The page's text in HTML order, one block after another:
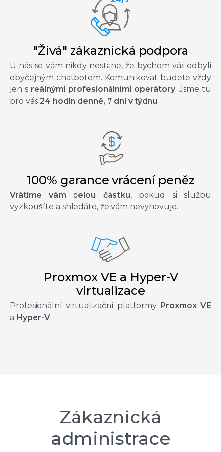
"Živá" zákaznická podpora
U nás se vám nikdy nestane, že bychom vás odbyli
obyčejným chatbotem. Komunikovat budete vždy
jen s reálnými profesionálními operátory. Jsme tu
pro vás 24 hodin denně, 7 dní v týdnu.
100% garance vrácení peněz
Vrátíme vám celou částku, pokud si službu
vyzkoušíte a shledáte, že vám nevyhovuje.
Proxmox VE a Hyper-V
virtualizace
Profesionální virtualizační platformy Proxmox VE
a Hyper-V.
Zákaznická
administrace